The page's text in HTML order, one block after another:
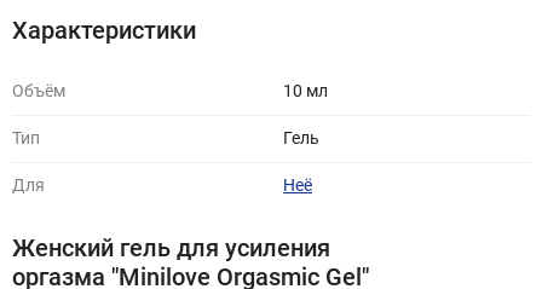
Характеристики
Объём 10 мл
Тип Гель
Для Неё
Женский гель для усиления
оргазма "Minilove Orgasmic Gel"